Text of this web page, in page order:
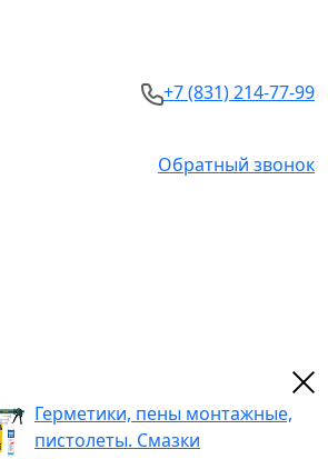
+7 (831) 214-77-99
Обратный звонок
Герметики, пены монтажные,
пистолеты. Смазки